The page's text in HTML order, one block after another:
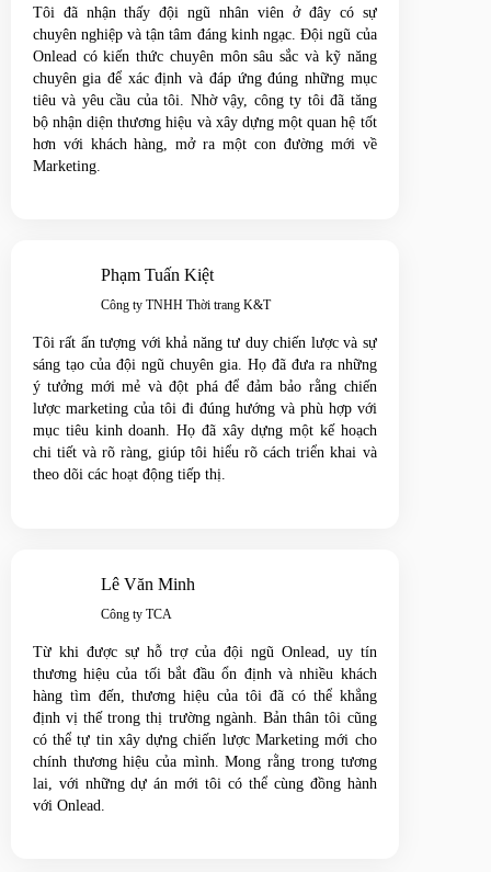
Tôi đã nhận thấy đội ngũ nhân viên ở đây có sự
chuyên nghiệp và tận tâm đáng kinh ngạc. Đội ngũ của
Onlead có kiến thức chuyên môn sâu sắc và kỹ năng
chuyên gia để xác định và đáp ứng đúng những mục
tiêu và yêu cầu của tôi. Nhờ vậy, công ty tôi đã tăng
bộ nhận diện thương hiệu và xây dựng một quan hệ tốt
hơn với khách hàng, mở ra một con đường mới về
Marketing.
Phạm Tuấn Kiệt
Công ty TNHH Thời trang K&T
Tôi rất ấn tượng với khả năng tư duy chiến lược và sự
sáng tạo của đội ngũ chuyên gia. Họ đã đưa ra những
ý tưởng mới mẻ và đột phá để đảm bảo rằng chiến
lược marketing của tôi đi đúng hướng và phù hợp với
mục tiêu kinh doanh. Họ đã xây dựng một kế hoạch
chi tiết và rõ ràng, giúp tôi hiểu rõ cách triển khai và
theo dõi các hoạt động tiếp thị.
Lê Văn Minh
Công ty TCA
Từ khi được sự hỗ trợ của đội ngũ Onlead, uy tín
thương hiệu của tối bắt đầu ổn định và nhiều khách
hàng tìm đến, thương hiệu của tôi đã có thể khẳng
định vị thế trong thị trường ngành. Bản thân tôi cũng
có thể tự tin xây dựng chiến lược Marketing mới cho
chính thương hiệu của mình. Mong rằng trong tương
lai, với những dự án mới tôi có thể cùng đồng hành
với Onlead.